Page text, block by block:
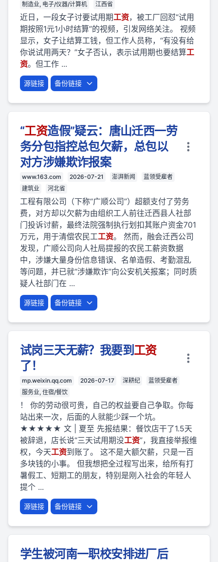
制造业, 电子/仪器/计算机
江西省
近日，一段女子讨要试用期工资，被工厂回怼“试用
期按照1元1小时结算”的视频，引发网络关注。 视频
显示，女子让结算工钱，但工作人员称，“有没有给
你说试用两天？”女子否认，表示试用期也要结算工
资。但工作 ...
源链接 备份链接
“工资造假”疑云：唐山迁西一劳
务分包指控总包欠薪，总包以
对方涉嫌欺诈报案
www.163.com 2026-07-21 澎湃新闻
蓝领受雇者
建筑业
河北省
工程有限公司（下称“广顺公司”）超额支付了劳务
费，对方却以欠薪为由组织工人前往迁西县人社部
门投诉讨薪，最终法院强制执行划扣其账户资金701
万元，用于清偿农民工工资。 然而，融会迁西公司
发现，广顺公司向人社局提报的农民工薪资数据
中，涉嫌大量身份信息错误、名单造假、考勤混乱
等问题，并已就“涉嫌欺诈”向公安机关报案；同时质
疑人社部门在 ...
源链接 备份链接
试岗三天无薪？我要到工资
了！
mp.weixin.qq.com 2026-07-17 深耕纪
蓝领受雇者
服务业, 住宿/餐饮
！ 你的劳动很可贵，自己的权益要自己争取。你每
站出来一次，后面的人就能少踩一个坑。
★★★★★ 文 | 夏至 先报结果：餐饮店干了1.5天
被辞退，店长说“三天试用期没工资”，我直接举报维
权，今天工资到账了。 这不是大额欠薪，只是一百
多块钱的小事。 但我想把全过程写出来，给所有打
暑假工、短期工的朋友，特别是刚入社会的年轻人
提个 ...
源链接 备份链接
学生被河南一职校安排进厂后